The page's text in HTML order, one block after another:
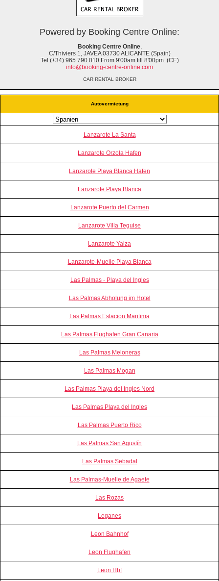
Autovermietung
Lanzarote La Santa
Lanzarote Orzola Hafen
Lanzarote Playa Blanca Hafen
Lanzarote Playa Blanca
Lanzarote Puerto del Carmen
Lanzarote Villa Teguise
Lanzarote Yaiza
Lanzarote-Muelle Playa Blanca
Las Palmas - Playa del Ingles
Las Palmas Abholung im Hotel
Las Palmas Estacion Maritima
Las Palmas Flughafen Gran Canaria
Las Palmas Meloneras
Las Palmas Mogan
Las Palmas Playa del Ingles Nord
Las Palmas Playa del Ingles
Las Palmas Puerto Rico
Las Palmas San Agustín
Las Palmas Sebadal
Las Palmas-Muelle de Agaete
Las Rozas
Leganes
Leon Bahnhof
Leon Flughafen
Leon Hbf
Powered by Booking Centre Online:
Booking Centre Online,
C/Thiviers 1, JAVEA 03730 ALICANTE (Spain)
Tel.(+34) 965 790 010 From 9'00am till 8'00pm. (CE)
info@booking-centre-online.com
CAR RENTAL BROKER